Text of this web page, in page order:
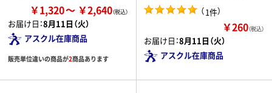
￥1,320 ￥2,640
お届け日：8月11日（火）
アスクル在庫商品
販売単位違いの商品が2商品あります
（1件）
￥260（税込）
お届け日：8月11日（火）
アスクル在庫商品